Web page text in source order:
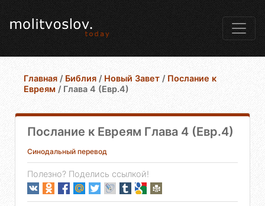
Главная / Библия / Новый Завет / Послание к
Евреям / Глава 4 (Евр.4)
Послание к Евреям Глава 4 (Евр.4)
Синодальный перевод
Полезно? Поделись ссылкой!